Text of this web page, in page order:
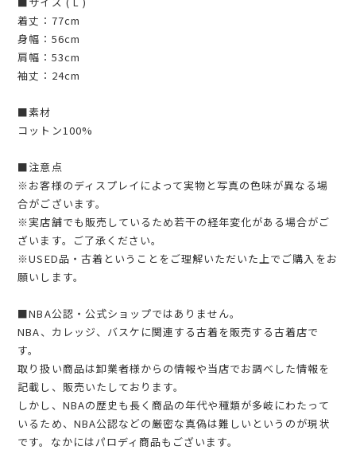
着丈：77cm
身幅：56cm
肩幅：53cm
袖丈：24cm
■素材
コットン100%
■注意点
※お客様のディスプレイによって実物と写真の色味が異なる場
合がございます。
※実店舗でも販売しているため若干の経年変化がある場合がご
ざいます。ご了承ください。
※USED品・古着ということをご理解いただいた上でご購入をお
願いします。
■NBA公認・公式ショップではありません。
NBA、カレッジ、バスケに関連する古着を販売する古着店で
す。
取り扱い商品は卸業者様からの情報や当店でお調べした情報を
記載し、販売いたしております。
しかし、NBAの歴史も長く商品の年代や種類が多岐にわたって
いるため、NBA公認などの厳密な真偽は難しいというのが現状
です。なかにはパロディ商品もございます。